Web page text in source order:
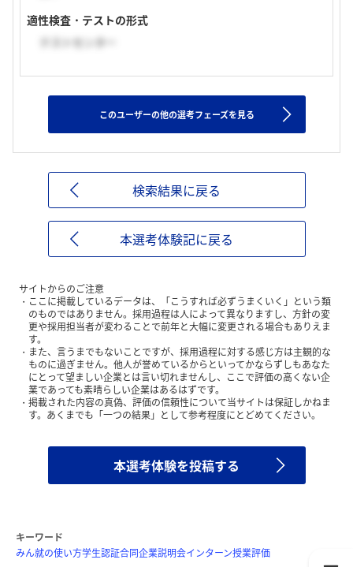
適性検査・テストの形式
テストセンター
このユーザーの他の選考フェーズを見る
検索結果に戻る
本選考体験記に戻る
サイトからのご注意
ここに掲載しているデータは、「こうすれば必ずうまくいく」という類
のものではありません。採用過程は人によって異なりますし、方針の変
更や採用担当者が変わることで前年と大幅に変更される場合もありえま
す。
また、言うまでもないことですが、採用過程に対する感じ方は主観的な
ものに過ぎません。他人が誉めているからといってかならずしもあなた
にとって望ましい企業とは言い切れませんし、ここで評価の高くない企
業であっても素晴らしい企業はあるはずです。
掲載された内容の真偽、評価の信頼性について当サイトは保証しかねま
す。あくまでも「一つの結果」として参考程度にとどめてください。
本選考体験を投稿する
キーワード
みん就の使い方学生認証合同企業説明会インターン授業評価